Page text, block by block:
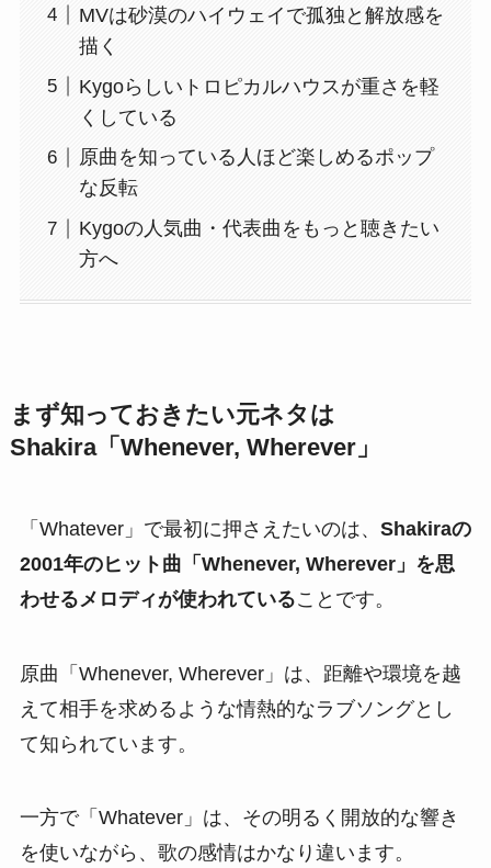
MVは砂漠のハイウェイで孤独と解放感を
描く
Kygoらしいトロピカルハウスが重さを軽
くしている
原曲を知っている人ほど楽しめるポップ
な反転
Kygoの人気曲・代表曲をもっと聴きたい
方へ
まず知っておきたい元ネタは
Shakira「Whenever, Wherever」
「Whatever」で最初に押さえたいのは、 Shakiraの
2001年のヒット曲「Whenever, Wherever」を思
わせるメロディが使われていることです。
原曲「Whenever, Wherever」は、距離や環境を越
えて相手を求めるような情熱的なラブソングとし
て知られています。
一方で「Whatever」は、その明るく開放的な響き
を使いながら、歌の感情はかなり違います。